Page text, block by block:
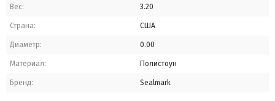
Вес: 3.20
Страна: США
Диаметр: 0.00
Материал: Полистоун
Бренд: Sealmark